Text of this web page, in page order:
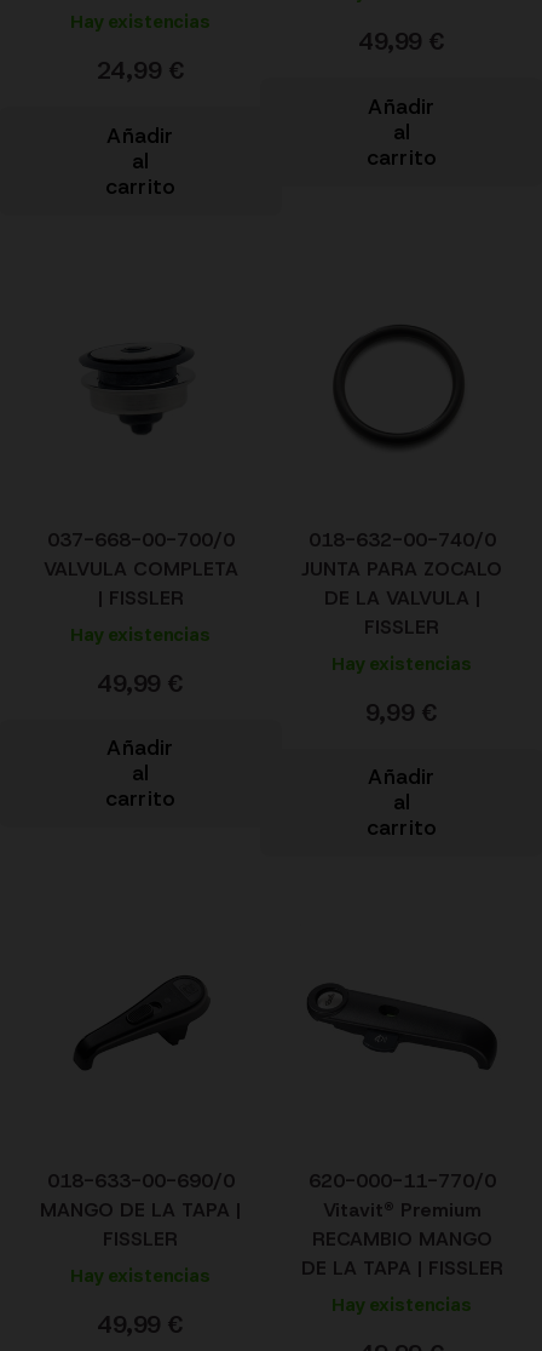
Hay existencias
24,99 €
Añadir
al
carrito
49,99 €
Añadir
al
carrito
037-668-00-700/0
VALVULA COMPLETA
| FISSLER
Hay existencias
49,99 €
Añadir
al
carrito
018-632-00-740/0
JUNTA PARA ZOCALO
DE LA VALVULA |
FISSLER
Hay existencias
9,99 €
Añadir
al
carrito
018-633-00-690/0
MANGO DE LA TAPA |
FISSLER
Hay existencias
49,99 €
620-000-11-770/0
Vitavit® Premium
RECAMBIO MANGO
DE LA TAPA | FISSLER
Hay existencias